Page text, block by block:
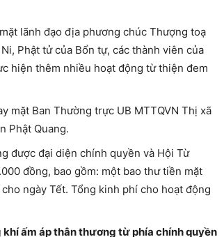
lãnh đạo địa phương chúc Thượng toạ
Phật tử của Bổn tự, các thành viên của
hiện thêm nhiều hoạt động từ thiện đem
mặt Ban Thường trực UB MTTQVN Thị xã
Phật Quang.
được đại diện chính quyền và Hội Từ
đồng, bao gồm: một bao thư tiền mặt
ngày Tết. Tổng kinh phí cho hoạt động
ấm áp thân thương từ phía chính quyền